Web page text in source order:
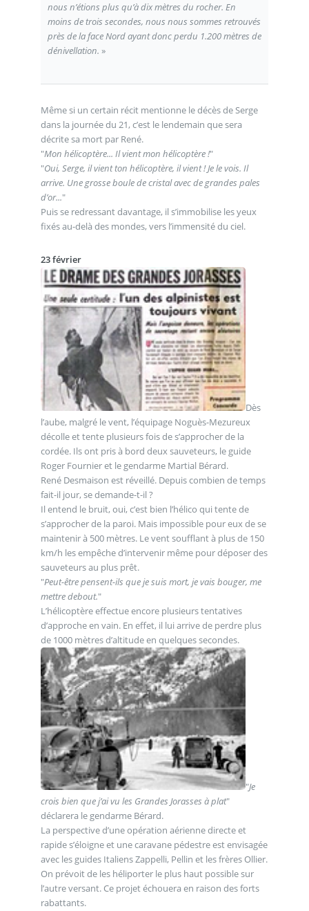
nous n’étions plus qu’à dix mètres du rocher. En
moins de trois secondes, nous nous sommes retrouvés
près de la face Nord ayant donc perdu 1.200 mètres de
dénivellation. »
Même si un certain récit mentionne le décès de Serge
dans la journée du 21, c’est le lendemain que sera
décrite sa mort par René.
"Mon hélicoptère... Il vient mon hélicoptère !"
"Oui, Serge, il vient ton hélicoptère, il vient ! Je le vois. Il
arrive. Une grosse boule de cristal avec de grandes pales
d’or..."
Puis se redressant davantage, il s’immobilise les yeux
fixés au-delà des mondes, vers l’immensité du ciel.
23 février
Dès
l’aube, malgré le vent, l’équipage Noguès-Mezureux
décolle et tente plusieurs fois de s’approcher de la
cordée. Ils ont pris à bord deux sauveteurs, le guide
Roger Fournier et le gendarme Martial Bérard.
René Desmaison est réveillé. Depuis combien de temps
fait-il jour, se demande-t-il ?
Il entend le bruit, oui, c’est bien l’hélico qui tente de
s’approcher de la paroi. Mais impossible pour eux de se
maintenir à 500 mètres. Le vent soufflant à plus de 150
km/h les empêche d’intervenir même pour déposer des
sauveteurs au plus prêt.
"Peut-être pensent-ils que je suis mort, je vais bouger, me
mettre debout."
L’hélicoptère effectue encore plusieurs tentatives
d’approche en vain. En effet, il lui arrive de perdre plus
de 1000 mètres d’altitude en quelques secondes.
"Je
crois bien que j’ai vu les Grandes Jorasses à plat"
déclarera le gendarme Bérard.
La perspective d’une opération aérienne directe et
rapide s’éloigne et une caravane pédestre est envisagée
avec les guides Italiens Zappelli, Pellin et les frères Ollier.
On prévoit de les héliporter le plus haut possible sur
l’autre versant. Ce projet échouera en raison des forts
rabattants.